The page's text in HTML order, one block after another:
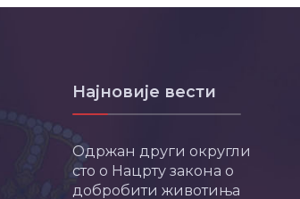
Најновије вести
Одржан други округли
сто о Нацрту закона о
добробити животиња